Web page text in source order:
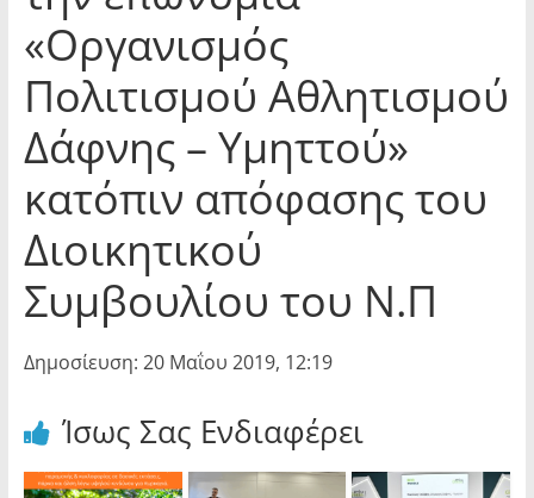
«Οργανισμός
Πολιτισμού Αθλητισμού
Δάφνης – Υμηττού»
κατόπιν απόφασης του
Διοικητικού
Συμβουλίου του Ν.Π
Δημοσίευση: 20 Μαΐου 2019, 12:19
Ίσως Σας Ενδιαφέρει